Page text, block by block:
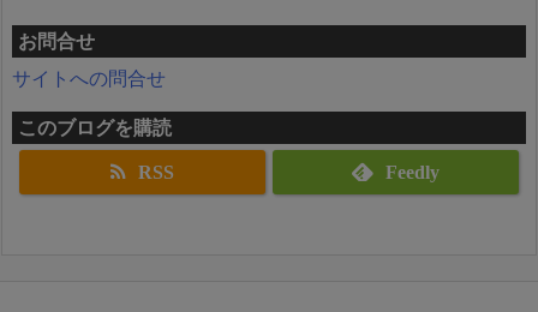
お問合せ
サイトへの問合せ
このブログを購読
RSS Feedly